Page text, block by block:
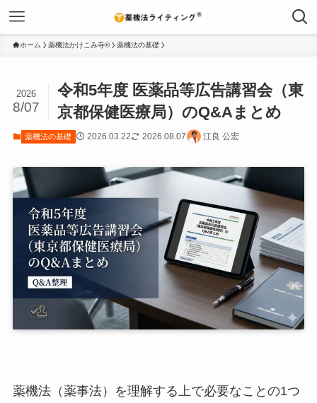
ホーム 薬機法かけこみ寺® 薬機法の基礎
令和5年度 医薬品等広告講習会（東
京都保健医療局）のQ&Aまとめ
2026
8/07
薬機法の基礎 2026.03.22 2026.08.07 江良 公宏
薬機法（薬事法）を理解する上で必要なことの1つ